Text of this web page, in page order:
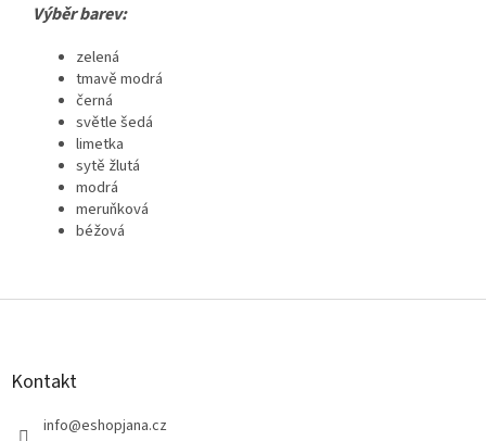
Výběr barev:
zelená
tmavě modrá
černá
světle šedá
limetka
sytě žlutá
modrá
meruňková
béžová
Z
Kontakt
info@eshopjana.cz